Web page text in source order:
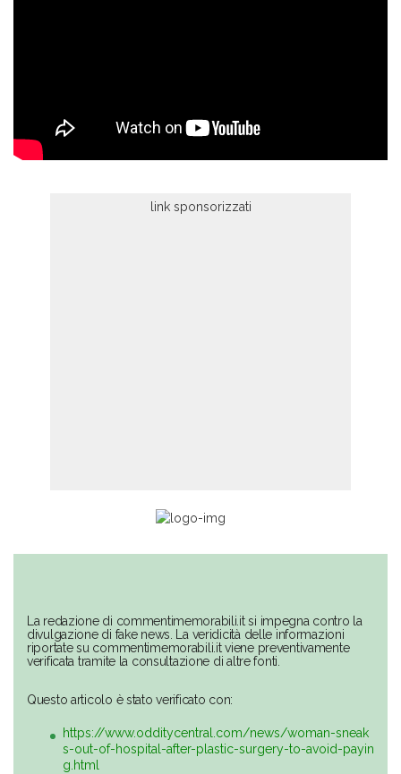
La redazione di commentimemorabili.it si impegna contro la
divulgazione di fake news. La veridicità delle informazioni
riportate su commentimemorabili.it viene preventivamente
verificata tramite la consultazione di altre fonti.
Questo articolo è stato verificato con:
https://www.odditycentral.com/news/woman-sneak
s-out-of-hospital-after-plastic-surgery-to-avoid-payin
g.html